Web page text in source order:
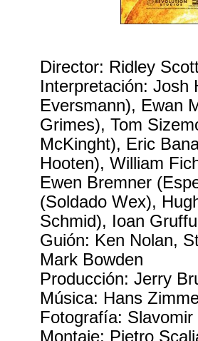
Director: Ridley
Interpretación: Josh
Eversmann), Ewan
Grimes), Tom
McKinght), Eric
Hooten), William
Ewen Bremner
(Soldado Wex),
Schmid), Ioan
Guión: Ken Nolan,
Mark Bowden
Producción: Jerry
Música: Hans
Fotografía: Slavomir
Montaje: Pietro